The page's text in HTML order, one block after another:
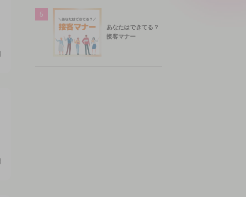
5
あなたはできてる？
接客マナー